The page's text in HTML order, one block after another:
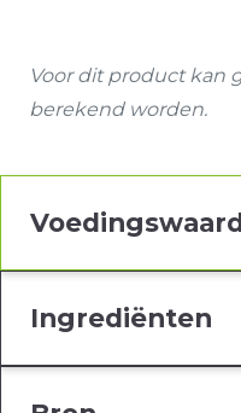
Voor dit product kan
berekend worden.
Ingrediënten